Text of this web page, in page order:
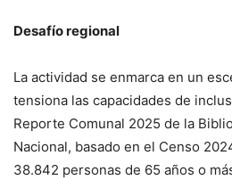
Desafío regional
La actividad se enmarca en un
tensiona las capacidades de
Reporte Comunal 2025 de la
Nacional, basado en el Censo
38.842 personas de 65 años o